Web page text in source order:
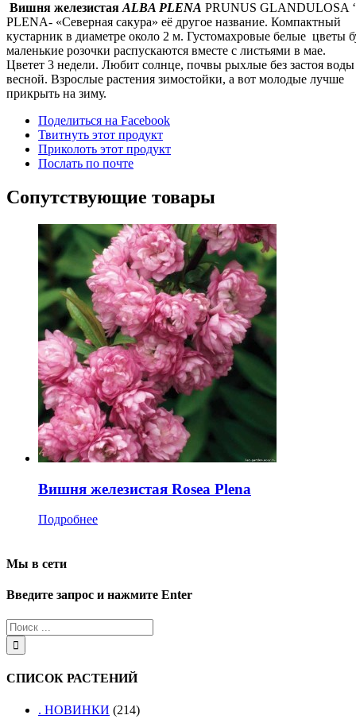
Вишня железистая ALBA PLENA PRUNUS GLANDULOSA
PLENA- «Северная сакура» её другое название. Компактный
кустарник в диаметре около 2 м. Густомахровые белые цветы
маленькие розочки распускаются вместе с листьями в мае.
Цветет 3 недели. Любит солнце, почвы рыхлые без застоя воды
весной. Взрослые растения зимостойки, а вот молодые лучше
прикрыть на зиму.
Поделиться на Facebook
Твитнуть этот продукт
Приколоть этот продукт
Послать по почте
Сопутствующие товары
Вишня железистая Rosea Plena
Подробнее
Мы в сети
Введите запрос и нажмите Enter
СПИСОК РАСТЕНИЙ
. НОВИНКИ (214)